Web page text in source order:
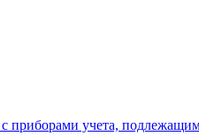
приборами учета,